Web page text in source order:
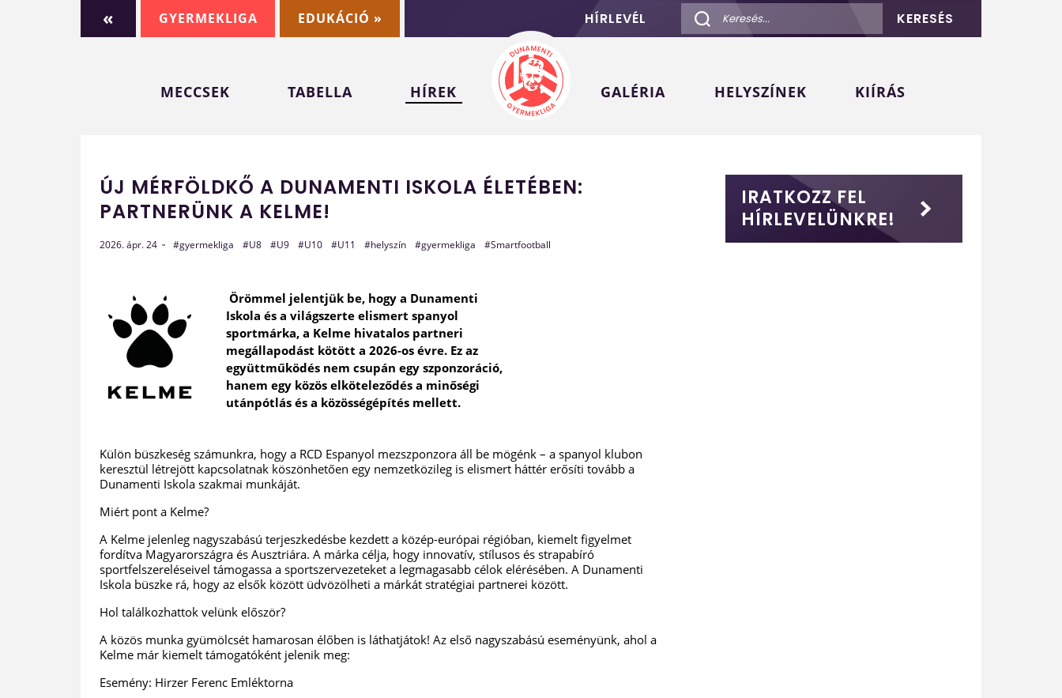
« GYERMEKLIGA EDUKÁCIÓ » HÍRLEVÉL KERESÉS
MECCSEK TABELLA HÍREK GALÉRIA HELYSZÍNEK KIÍRÁS
ÚJ MÉRFÖLDKŐ A DUNAMENTI ISKOLA ÉLETÉBEN:
PARTNERÜNK A KELME!
2026. ápr. 24 #gyermekliga #U8 #U9 #U10 #U11 #helyszín #gyermekliga #Smartfootball
Örömmel jelentjük be, hogy a Dunamenti
Iskola és a világszerte elismert spanyol
sportmárka, a Kelme hivatalos partneri
megállapodást kötött a 2026-os évre. Ez az
együttműködés nem csupán egy szponzoráció,
hanem egy közös elköteleződés a minőségi
utánpótlás és a közösségépítés mellett.
Külön büszkeség számunkra, hogy a RCD Espanyol mezszponzora áll be mögénk – a spanyol klubon
keresztül létrejött kapcsolatnak köszönhetően egy nemzetközileg is elismert háttér erősíti tovább a
Dunamenti Iskola szakmai munkáját.
Miért pont a Kelme?
A Kelme jelenleg nagyszabású terjeszkedésbe kezdett a közép-európai régióban, kiemelt figyelmet
fordítva Magyarországra és Ausztriára. A márka célja, hogy innovatív, stílusos és strapabíró
sportfelszereléseivel támogassa a sportszervezeteket a legmagasabb célok elérésében. A Dunamenti
Iskola büszke rá, hogy az elsők között üdvözölheti a márkát stratégiai partnerei között.
Hol találkozhattok velünk először?
A közös munka gyümölcsét hamarosan élőben is láthatjátok! Az első nagyszabású eseményünk, ahol a
Kelme már kiemelt támogatóként jelenik meg:
Esemény: Hirzer Ferenc Emléktorna
IRATKOZZ FEL
HÍRLEVELÜNKRE!